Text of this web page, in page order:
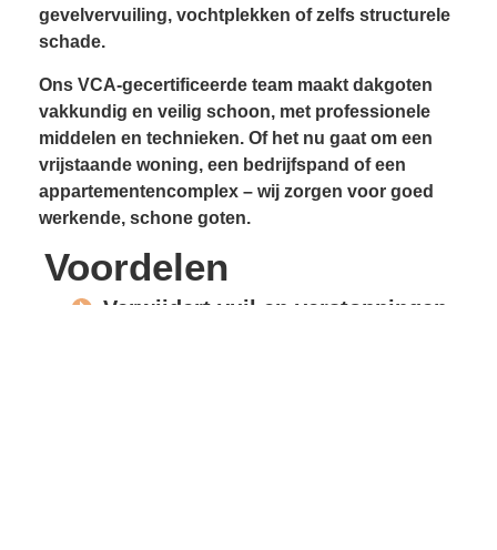
gevelvervuiling, vochtplekken of zelfs structurele
schade.
Ons VCA-gecertificeerde team maakt dakgoten
vakkundig en veilig schoon, met professionele
middelen en technieken. Of het nu gaat om een
vrijstaande woning, een bedrijfspand of een
appartementencomplex – wij zorgen voor goed
werkende, schone goten.
Voordelen
Verwijdert vuil en verstoppingen